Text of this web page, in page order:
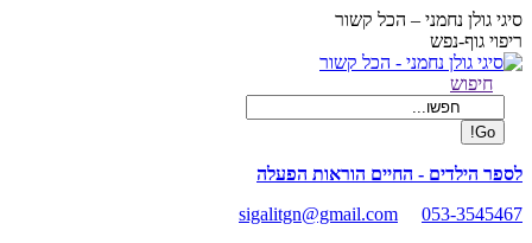
Skip
to
content
סיגי גולן נחמני – הכל קשור
ריפוי גוף-נפש
Facebook
opens
new
window
Search:
חיפוש
לספר הילדים - החיים הוראות הפעלה
sigalitgn@gmail.com
053-3545467